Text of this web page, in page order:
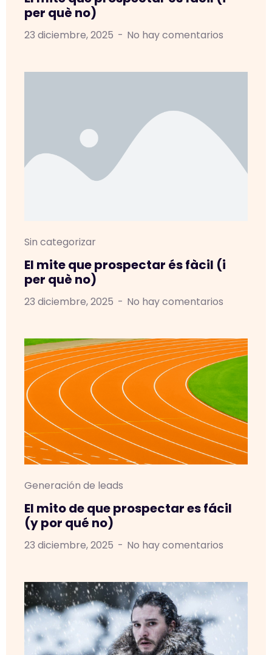
per què no)
23 diciembre, 2025 No hay comentarios
Sin categorizar
El mite que prospectar és fàcil (i
per què no)
23 diciembre, 2025 No hay comentarios
Generación de leads
El mito de que prospectar es fácil
(y por qué no)
23 diciembre, 2025 No hay comentarios